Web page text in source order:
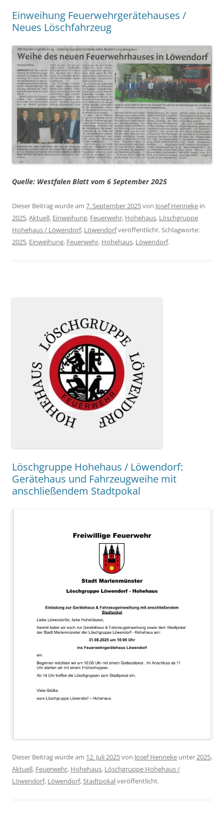
Einweihung Feuerwehrgerätehauses /
Neues Löschfahrzeug
Quelle: Westfalen Blatt vom 6 September 2025
Dieser Beitrag wurde am 7. September 2025von Josef Henneke in
2025,Aktuell, Einweihung, Feuerwehr, Hohehaus, Löschgruppe
Hohehaus / Löwendorf, Löwendorfveröffentlicht. Schlagworte:
2025, Einweihung, Feuerwehr, Hohehaus, Löwendorf.
Löschgruppe Hohehaus / Löwendorf:
Gerätehaus und Fahrzeugweihe mit
anschließendem Stadtpokal
Dieser Beitrag wurde am 12. Juli 2025von Josef Henneke unter2025,
Aktuell, Feuerwehr, Hohehaus, Löschgruppe Hohehaus /
Löwendorf, Löwendorf,Stadtpokalveröffentlicht.